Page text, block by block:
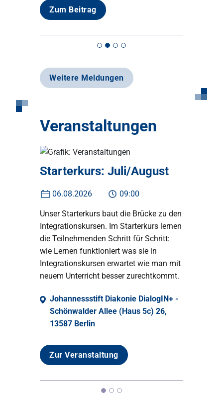
Zum Beitrag
Weitere Meldungen
Veranstaltungen
Starterkurs: Juli/August
06.08.2026 09:00
Unser Starterkurs baut die Brücke zu den
Integrationskursen. Im Starterkurs lernen
die Teilnehmenden Schritt für Schritt:
wie Lernen funktioniert was sie in
Integrationskursen erwartet wie man mit
neuem Unterricht besser zurechtkommt.
Johannessstift Diakonie DialogIN+ -
Schönwalder Allee (Haus 5c) 26,
13587 Berlin
Zur Veranstaltung